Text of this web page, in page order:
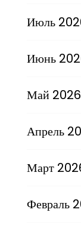
Июль
Июнь
Май 2026
Апрель
Март
Февраль